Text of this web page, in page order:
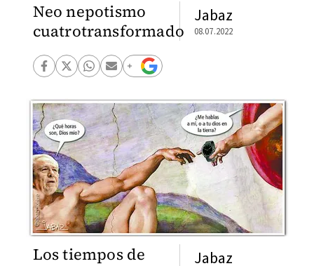
Neo nepotismo
cuatrotransformado
Jabaz
08.07.2022
Los tiempos de
Jabaz